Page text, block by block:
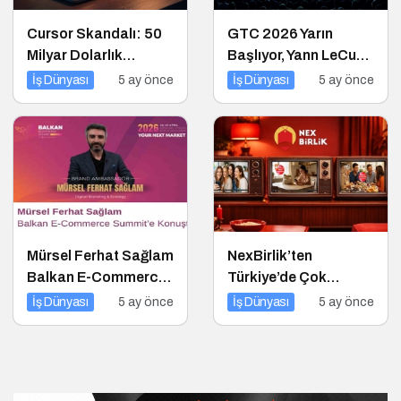
Cursor Skandalı: 50
Milyar Dolarlık
Startup Açık Kaynağı
İş Dünyası 5 ay önce
GTC 2026 Yarın
Başlıyor, Yann LeCun
$1B Seed Aldı: AI
İş Dünyası 5 ay önce
Mürsel Ferhat Sağlam
Balkan E-Commerce
Summit’e Konuştu
İş Dünyası 5 ay önce
NexBirlik’ten
Türkiye’de Çok
Boyutlu Marka
İş Dünyası 5 ay önce